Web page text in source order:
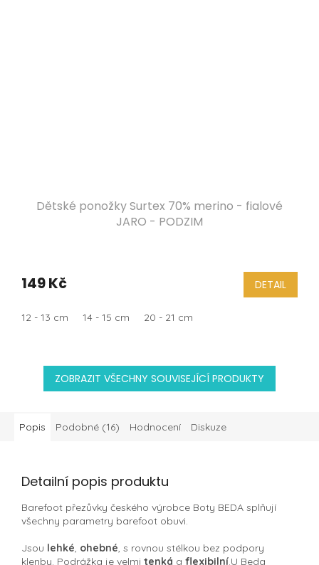
Dětské ponožky Surtex 70% merino - fialové
JARO - PODZIM
149 Kč DETAIL
12 - 13 cm 14 - 15 cm 20 - 21 cm
ZOBRAZIT VŠECHNY SOUVISEJÍCÍ PRODUKTY
Popis Podobné (16) Hodnocení Diskuze
Detailní popis produktu
Barefoot přezůvky českého výrobce Boty BEDA splňují
všechny parametry barefoot obuvi.
Jsou lehké, ohebné, s rovnou stélkou bez podpory
klenby. Podrážka je velmi tenká a flexibilní.U Beda